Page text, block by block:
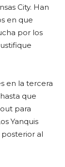
City. Han
en que
por los
en la tercera
que
para
Yanquis
posterior al